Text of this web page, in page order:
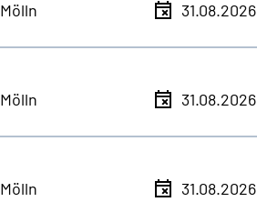
Mölln 31.08.2026
Mölln 31.08.2026
Mölln 31.08.2026